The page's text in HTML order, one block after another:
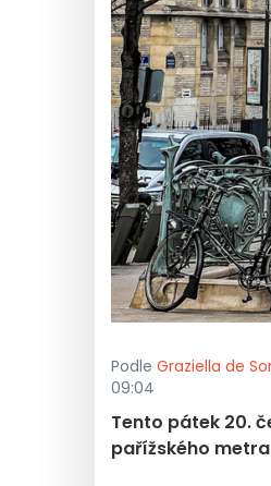
Podle Graziella de
09:04
Tento pátek 20.
pařížského